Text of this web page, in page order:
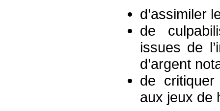
d’assimiler
de
issues de
d’argent
de
aux jeux de